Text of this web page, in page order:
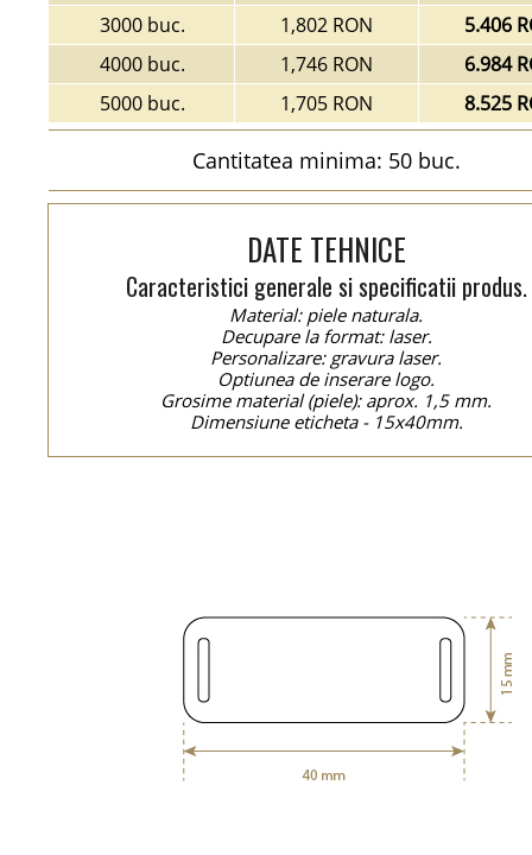
3000 buc.
1,802 RON
5.406
4000 buc.
1,746 RON
6.984
5000 buc.
1,705 RON 8.525
Cantitatea minima: 50 buc.
DATE TEHNICE
Caracteristici generale si specificatii produs.
Material: piele naturala.
Decupare la format: laser.
Personalizare: gravura laser.
Optiunea de inserare logo.
Grosime material (piele): aprox. 1,5 mm.
Dimensiune eticheta - 15x40mm.